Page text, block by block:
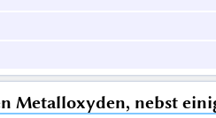
Metalloxyden, nebst